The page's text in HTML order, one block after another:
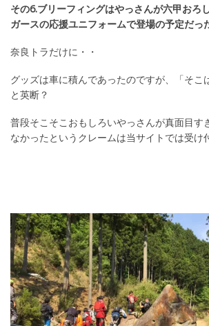
その6.ブリーフィングはやっさんが六甲おろ
ガースの応援ユニフォームで登場の予定だっ
奈良トラだけに・・
グッズは車に積んであったのですが、「そこ
と英断？
普段そこそこおもしろいやっさんが真面目す
なかったというクレームは当サイトでは受け